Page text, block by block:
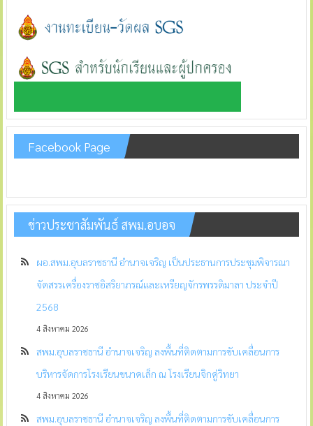
Facebook Page
ข่าวประชาสัมพันธ์ สพม.อบอจ
ผอ.สพม.อุบลราชธานี อำนาจเจริญ เป็นประธานการประชุมพิจารณา
จัดสรรเครื่องราชอิสริยาภรณ์และเหรียญจักรพรรดิมาลา ประจำปี
2568
4 สิงหาคม 2026
สพม.อุบลราชธานี อำนาจเจริญ ลงพื้นที่ติดตามการขับเคลื่อนการ
บริหารจัดการโรงเรียนขนาดเล็ก ณ โรงเรียนจิกดู่วิทยา
4 สิงหาคม 2026
สพม.อุบลราชธานี อำนาจเจริญ ลงพื้นที่ติดตามการขับเคลื่อนการ